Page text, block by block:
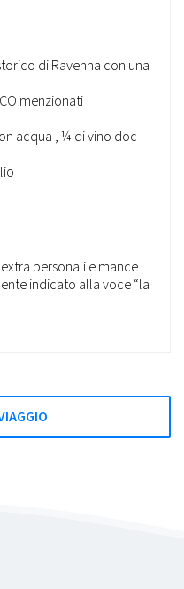
di Ravenna con una
menzionati
acqua , ¼ di vino doc
personali e mance
indicato alla voce “la